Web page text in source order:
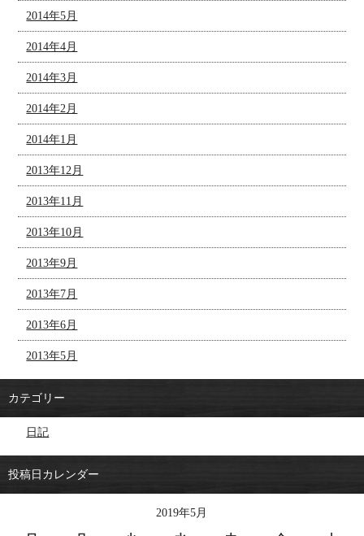
2014年5月
2014年4月
2014年3月
2014年2月
2014年1月
2013年12月
2013年11月
2013年10月
2013年9月
2013年7月
2013年6月
2013年5月
カテゴリー
日記
投稿日カレンダー
2019年5月